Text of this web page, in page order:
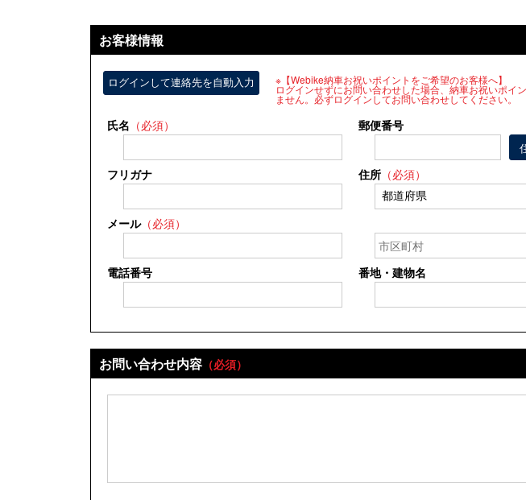
お客様情報
ログインして連絡先を自動入力 ※【Webike納車お祝いポイントをご希望のお客様へ】
ログインせずにお問い合わせした場合、納車お祝いポイ
ません。必ずログインしてお問い合わせしてください。
氏名 （必須） 郵便番号
フリガナ 住所（必須）
メール（必須）
電話番号 番地・建物名
お問い合わせ内容 （必須）